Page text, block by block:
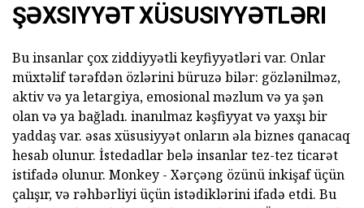
ŞƏXSIYYƏT XÜSUSIYYƏTLƏRI
Bu insanlar çox ziddiyyətli keyfiyyətləri var. Onlar
müxtəlif tərəfdən özlərini büruzə bilər: gözlənilməz,
aktiv və ya letargiya, emosional məzlum və ya şən
olan və ya bağladı. inanılmaz kəşfiyyat və yaxşı bir
yaddaş var. əsas xüsusiyyət onların əla biznes qanacaq
hesab olunur. İstedadlar belə insanlar tez-tez ticarət
istifadə olunur. Monkey - Xərçəng özünü inkişaf üçün
çalışır, və rəhbərliyi üçün istədiklərini ifadə etdi. Bu